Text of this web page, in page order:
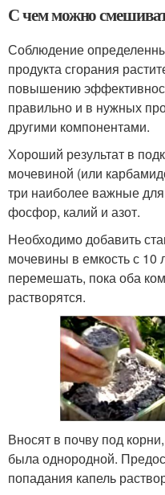
С чем можно
Соблюдение
продукта сгорания
повышению
правильно и в нужных
другими компонентами.
Хороший результат в
мочевиной (или
три наиболее важные
фосфор, калий и азот.
Необходимо добавить
мочевины в емкость с 10
перемешать, пока оба
растворятся.
Вносят в почву под
была однородной.
попадания капель